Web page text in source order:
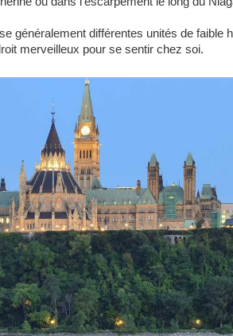
généralement différentes unités de faible
merveilleux pour se sentir chez soi.